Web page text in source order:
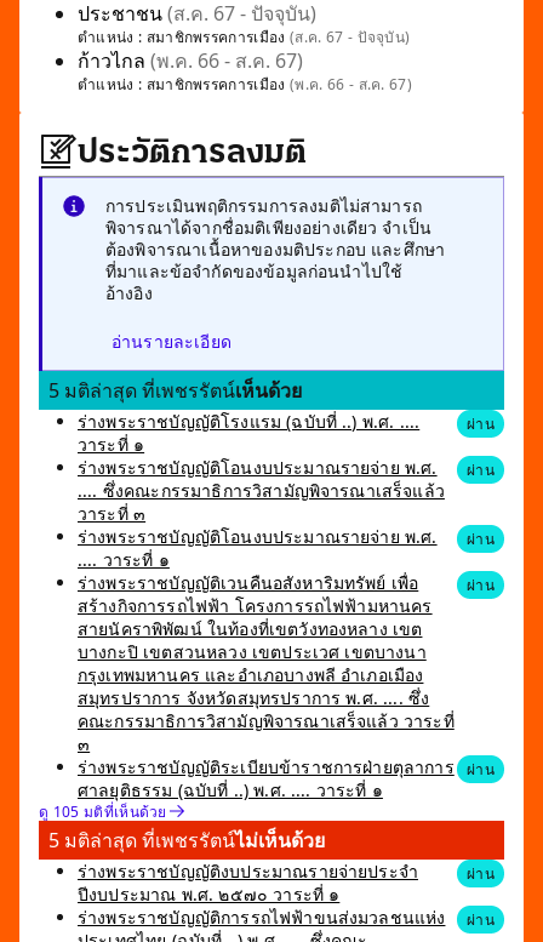
ประชาชน(ส.ค. 67 - ปัจจุบัน)
ตำแหน่ง : สมาชิกพรรคการเมือง(ส.ค. 67 - ปัจจุบัน)
ก้าวไกล (พ.ค. 66 - ส.ค. 67)
ตำแหน่ง : สมาชิกพรรคการเมือง(พ.ค. 66 - ส.ค. 67)
ประวัติการลงมติ
การประเมินพฤติกรรมการลงมติไม่สามารถ
พิจารณาได้จากชื่อมติเพียงอย่างเดียว จำเป็น
ต้องพิจารณาเนื้อหาของมติประกอบ และศึกษา
ที่มาและข้อจำกัดของข้อมูลก่อนนำไปใช้
อ้างอิง
อ่านรายละเอียด
5 มติล่าสุด ที่เพชรรัตน์เห็นด้วย
ร่างพระราชบัญญัติโรงแรม (ฉบับที่ ..) พ.ศ. ....
วาระที่ ๑
ผ่าน
ร่างพระราชบัญญัติโอนงบประมาณรายจ่าย พ.ศ.
.... ซึ่งคณะกรรมาธิการวิสามัญพิจารณาเสร็จแล้ว
วาระที่ ๓
ผ่าน
ร่างพระราชบัญญัติโอนงบประมาณรายจ่าย พ.ศ.
.... วาระที่ ๑
ผ่าน
ร่างพระราชบัญญัติเวนคืนอสังหาริมทรัพย์ เพื่อ
สร้างกิจการรถไฟฟ้า โครงการรถไฟฟ้ามหานคร
สายนัคราพิพัฒน์ ในท้องที่เขตวังทองหลาง เขต
บางกะปิ เขตสวนหลวง เขตประเวศ เขตบางนา
กรุงเทพมหานคร และอำเภอบางพลี อำเภอเมือง
สมุทรปราการ จังหวัดสมุทรปราการ พ.ศ. .... ซึ่ง
คณะกรรมาธิการวิสามัญพิจารณาเสร็จแล้ว วาระที่
๓
ผ่าน
ร่างพระราชบัญญัติระเบียบข้าราชการฝ่ายตุลาการ
ศาลยุติธรรม (ฉบับที่ ..) พ.ศ. .... วาระที่ ๑
ผ่าน
ดู 105 มติที่เห็นด้วย
5 มติล่าสุด ที่เพชรรัตน์ไม่เห็นด้วย
ร่างพระราชบัญญัติงบประมาณรายจ่ายประจำ
ปีงบประมาณ พ.ศ. ๒๕๗๐ วาระที่ ๑
ผ่าน
ร่างพระราชบัญญัติการรถไฟฟ้าขนส่งมวลชนแห่ง
ผ่าน